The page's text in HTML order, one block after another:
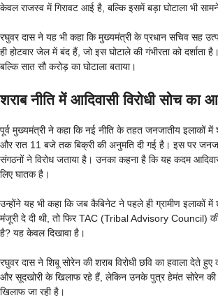
केवल राजस्व में गिरावट आई है, बल्कि इसमें बड़ा घोटाला भी
रघुवर दास ने यह भी कहा कि मुख्यमंत्री के प्रधान सचिव सह
ही होटवार जेल में बंद हैं, जो इस घोटाले की गंभीरता को दर्शाता
बल्कि सात सौ करोड़ का घोटाला बताया।
शराब नीति में आदिवासी विरोधी सोच का
पूर्व मुख्यमंत्री ने कहा कि नई नीति के तहत जनजातीय इलाकों में
और रात 11 बजे तक बिक्री की अनुमति दी गई है। इस पर
संगठनों ने विरोध जताया है। उनका कहना है कि यह कदम
लिए घातक है।
उन्होंने यह भी कहा कि जब कैबिनेट ने पहले ही ग्रामीण इलाकों
मंजूरी दे दी थी, तो फिर TAC (Tribal Advisory Council)
है? यह केवल दिखावा है।
रघुवर दास ने शिबू सोरेन की शराब विरोधी छवि का हवाला देते
और सूदखोरी के खिलाफ रहे हैं, लेकिन उनके पुत्र हेमंत सोरेन की
खिलाफ जा रही है।